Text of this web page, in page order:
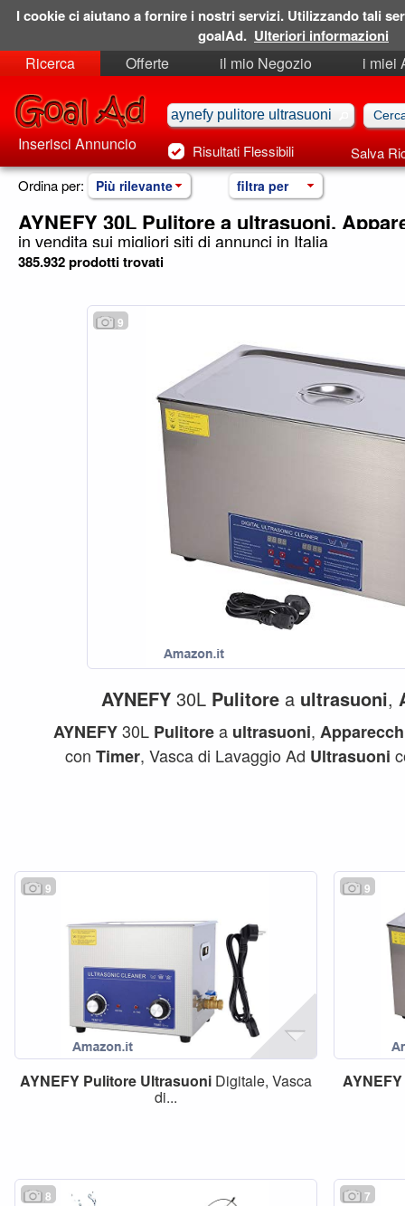
Ricerca Offerte il mio Negozio
i miei
Risultati Flessibili Salva
Inserisci Annuncio
Ordina per: Più rilevante filtra per
AYNEFY 30L Pulitore a ultrasuoni,
in vendita sui migliori siti di annunci in Italia
385.932 prodotti trovati
9
AYNEFY30L Pulitorea ultrasuoni,
AYNEFY30L Pulitorea ultrasuoni,
conTimer, Vasca di Lavaggio Ad Ultrasuoni
9
AYNEFY Pulitore UltrasuoniDigitale, Vasca
di...
9
AYNEFY
8 7
I cookie ci aiutano a fornire i nostri servizi. Utilizzando tali
goalAd. Ulteriori informazioni